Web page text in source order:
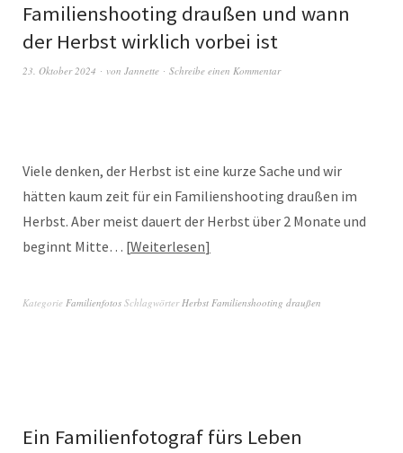
Familienshooting draußen und wann
der Herbst wirklich vorbei ist
23. Oktober 2024 von Jannette Schreibe einen Kommentar
Viele denken, der Herbst ist eine kurze Sache und wir
hätten kaum zeit für ein Familienshooting draußen im
Herbst. Aber meist dauert der Herbst über 2 Monate und
beginnt Mitte… Weiterlesen
Kategorie Familienfotos SchlagwörterHerbst Familienshooting draußen
Ein Familienfotograf fürs Leben